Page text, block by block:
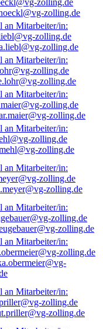
zolling.de
zolling.de
zolling.de
zolling.de
zolling.de
zolling.de
zolling.de
zolling.de